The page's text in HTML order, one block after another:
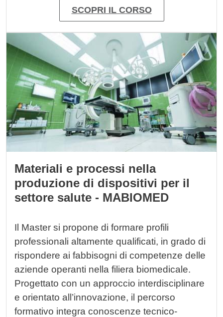
SCOPRI IL CORSO
Immagine
Materiali e processi nella
produzione di dispositivi per il
settore salute - MABIOMED
Il Master si propone di formare profili
professionali altamente qualificati, in grado di
rispondere ai fabbisogni di competenze delle
aziende operanti nella filiera biomedicale.
Progettato con un approccio interdisciplinare
e orientato all’innovazione, il percorso
formativo integra conoscenze tecnico-